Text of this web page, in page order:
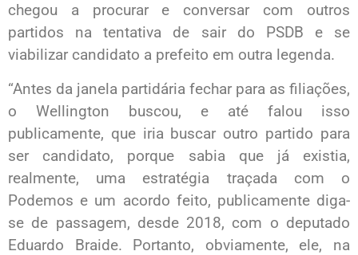
chegou a procurar e conversar com outros
partidos na tentativa de sair do PSDB e se
viabilizar candidato a prefeito em outra legenda.
“Antes da janela partidária fechar para as filiações,
o Wellington buscou, e até falou isso
publicamente, que iria buscar outro partido para
ser candidato, porque sabia que já existia,
realmente, uma estratégia traçada com o
Podemos e um acordo feito, publicamente diga-
se de passagem, desde 2018, com o deputado
Eduardo Braide. Portanto, obviamente, ele, na